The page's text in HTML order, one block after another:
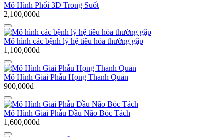
Mô Hình Phổi 3D Trong Suốt
2,100,000đ
Mô hình các bệnh lý hệ tiêu hóa thường gặp
1,100,000đ
Mô Hình Giải Phẫu Họng Thanh Quản
900,000đ
Mô Hình Giải Phẫu Đầu Não Bóc Tách
1,600,000đ